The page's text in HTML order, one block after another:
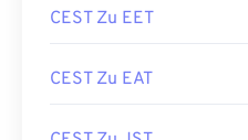
CEST Zu EET
CEST Zu EAT